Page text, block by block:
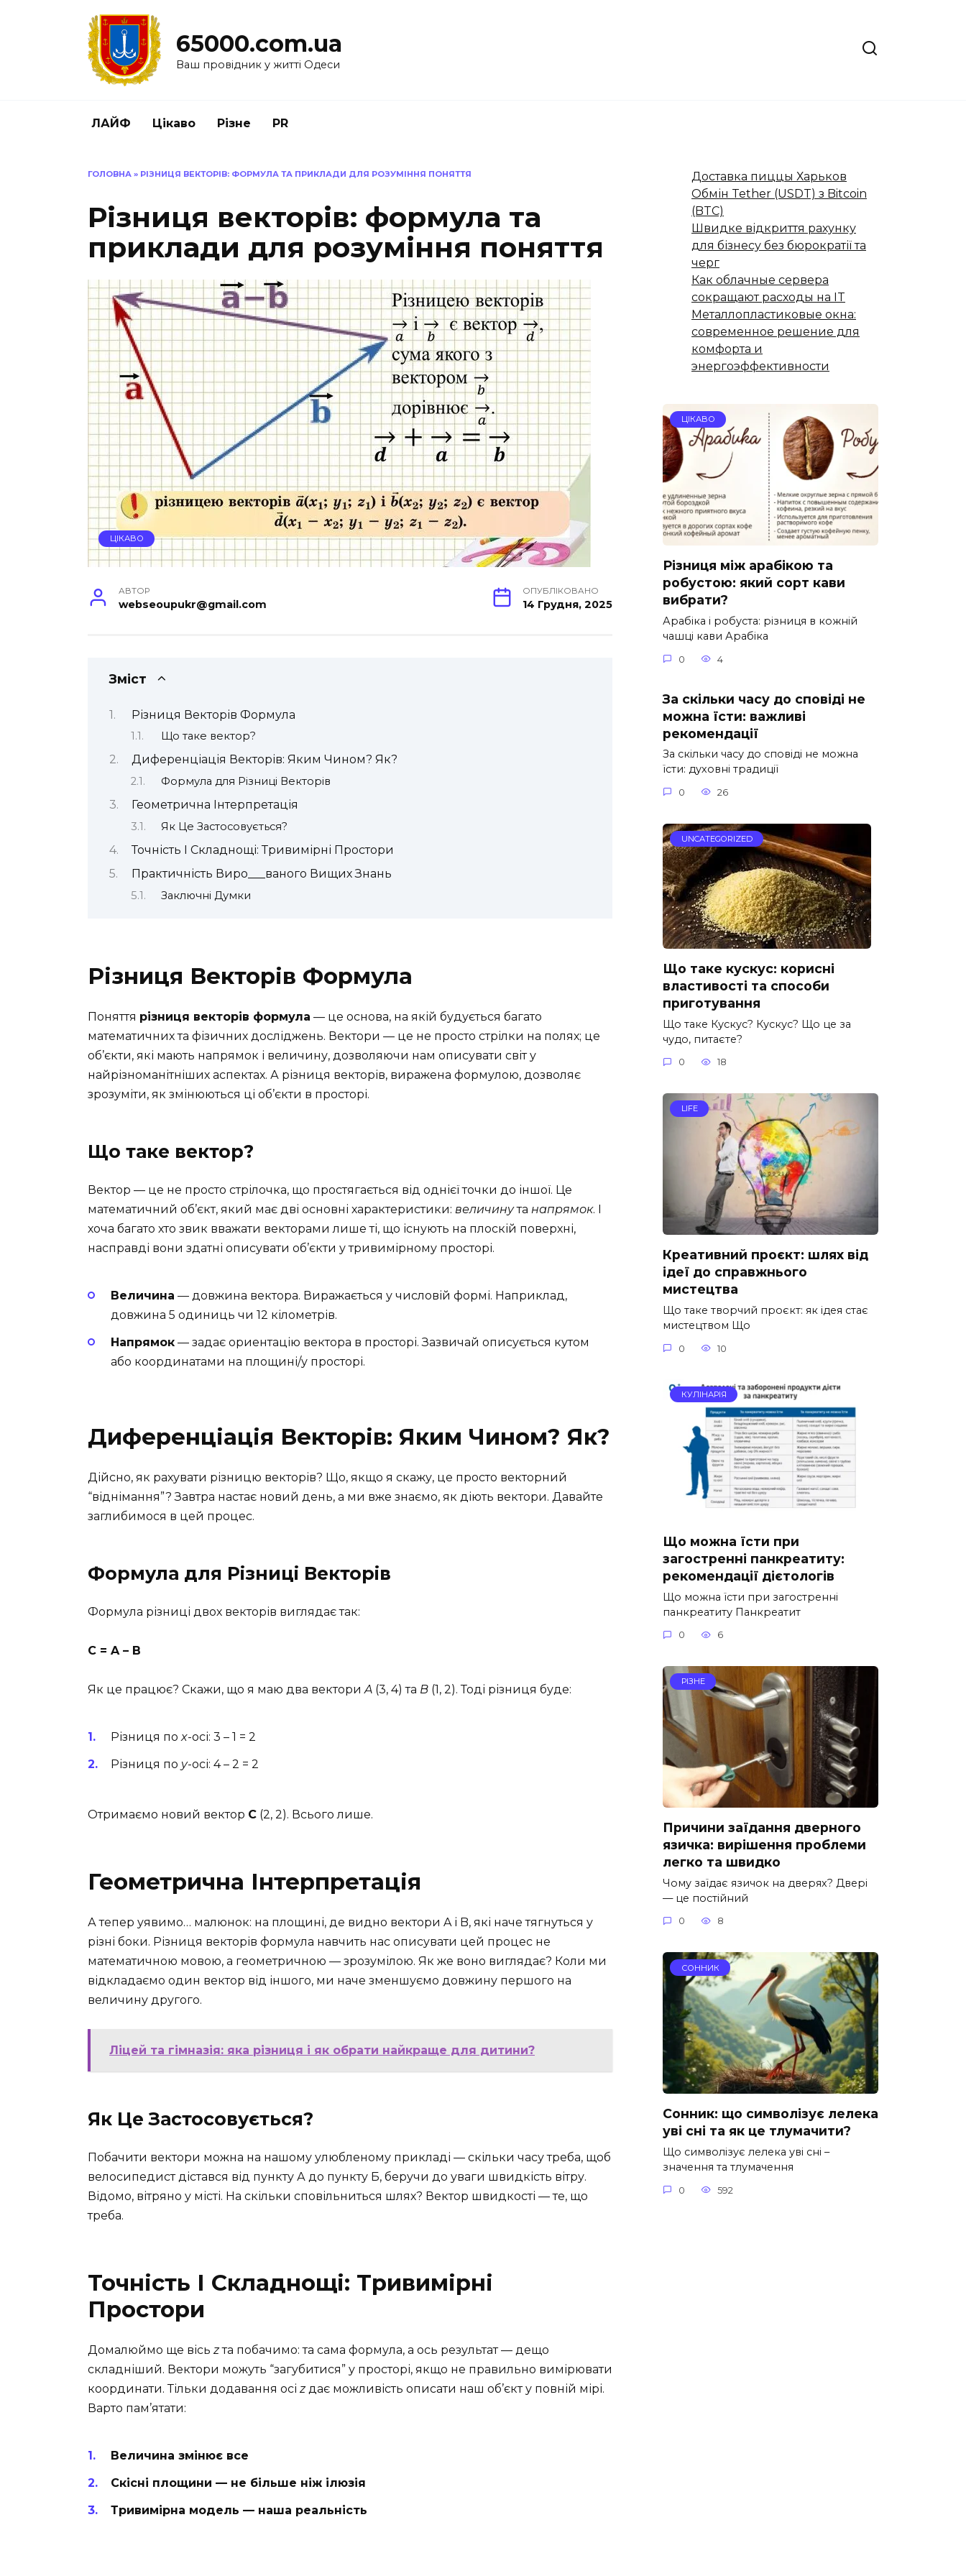
65000.com.ua
Ваш провідник у житті Одеси
ЛАЙФ Цікаво Різне PR
ГОЛОВНА » РІЗНИЦЯ ВЕКТОРІВ: ФОРМУЛА ТА ПРИКЛАДИ ДЛЯ РОЗУМІННЯ ПОНЯТТЯ
Різниця векторів: формула та
приклади для розуміння поняття
ЦІКАВО
АВТОР
webseoupukr@gmail.com
ОПУБЛІКОВАНО
14 Грудня, 2025
Зміст
Різниця Векторів Формула
Що таке вектор?
Диференціація Векторів: Яким Чином? Як?
Формула для Різниці Векторів
Геометрична Інтерпретація
Як Це Застосовується?
Точність І Складнощі: Тривимірні Простори
Практичність Виро___ваного Вищих Знань
Заключні Думки
Різниця Векторів Формула
Поняття різниця векторів формула — це основа, на якій будується багато
математичних та фізичних досліджень. Вектори — це не просто стрілки на полях; це
об’єкти, які мають напрямок і величину, дозволяючи нам описувати світ у
найрізноманітніших аспектах. А різниця векторів, виражена формулою, дозволяє
зрозуміти, як змінюються ці об’єкти в просторі.
Що таке вектор?
Вектор — це не просто стрілочка, що простягається від однієї точки до іншої. Це
математичний об’єкт, який має дві основні характеристики: величинута напрямок. І
хоча багато хто звик вважати векторами лише ті, що існують на плоскій поверхні,
насправді вони здатні описувати об’єкти у тривимірному просторі.
Величина — довжина вектора. Виражається у числовій формі. Наприклад,
довжина 5 одиниць чи 12 кілометрів.
Напрямок — задає ориентацію вектора в просторі. Зазвичай описується кутом
або координатами на площині/у просторі.
Диференціація Векторів: Яким Чином? Як?
Дійсно, як рахувати різницю векторів? Що, якщо я скажу, це просто векторний
“віднімання”? Завтра настає новий день, а ми вже знаємо, як діють вектори. Давайте
заглибимося в цей процес.
Формула для Різниці Векторів
Формула різниці двох векторів виглядає так:
C = A – B
Як це працює? Скажи, що я маю два векториA (3, 4) та B (1, 2). Тоді різниця буде:
Різниця по x-осі: 3 – 1 = 2
Різниця по y-осі: 4 – 2 = 2
Отримаємо новий вектор C (2, 2). Всього лише.
Геометрична Інтерпретація
А тепер уявимо… малюнок: на площині, де видно вектори A і B, які наче тягнуться у
різні боки. Різниця векторів формула навчить нас описувати цей процес не
математичною мовою, а геометричною — зрозумілою. Як же воно виглядає? Коли ми
відкладаємо один вектор від іншого, ми наче зменшуємо довжину першого на
величину другого.
Ліцей та гімназія: яка різниця і як обрати найкраще для дитини?
Як Це Застосовується?
Побачити вектори можна на нашому улюбленому прикладі — скільки часу треба, щоб
велосипедист дістався від пункту А до пункту Б, беручи до уваги швидкість вітру.
Відомо, вітряно у місті. На скільки сповільниться шлях? Вектор швидкості — те, що
треба.
Точність І Складнощі: Тривимірні
Простори
Домалюймо ще вісь zта побачимо: та сама формула, а ось результат — дещо
складніший. Вектори можуть “загубитися” у просторі, якщо не правильно вимірювати
координати. Тільки додавання осі zдає можливість описати наш об’єкт у повній мірі.
Варто пам’ятати:
Величина змінює все
Скісні площини — не більше ніж ілюзія
Тривимірна модель — наша реальність
Доставка пиццы Харьков
Обмін Tether (USDT) з Bitcoin
(BTC)
Швидке відкриття рахунку
для бізнесу без бюрократії та
черг
Как облачные сервера
сокращают расходы на IT
Металлопластиковые окна:
современное решение для
комфорта и
энергоэффективности
ЦІКАВО
Різниця між арабікою та
робустою: який сорт кави
вибрати?
Арабіка і робуста: різниця в кожній
чашці кави Арабіка
0 4
За скільки часу до сповіді не
можна їсти: важливі
рекомендації
За скільки часу до сповіді не можна
їсти: духовні традиції
0 26
UNCATEGORIZED
Що таке кускус: корисні
властивості та способи
приготування
Що таке Кускус? Кускус? Що це за
чудо, питаєте?
0 18
LIFE
Креативний проєкт: шлях від
ідеї до справжнього
мистецтва
Що таке творчий проєкт: як ідея стає
мистецтвом Що
0 10
КУЛІНАРІЯ
Що можна їсти при
загостренні панкреатиту:
рекомендації дієтологів
Що можна їсти при загостренні
панкреатиту Панкреатит
0 6
РІЗНЕ
Причини заїдання дверного
язичка: вирішення проблеми
легко та швидко
Чому заїдає язичок на дверях? Двері
— це постійний
0 8
СОННИК
Сонник: що символізує лелека
уві сні та як це тлумачити?
Що символізує лелека уві сні –
значення та тлумачення
0 592